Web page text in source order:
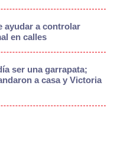
ayudar a controlar
en calles
ser una garrapata;
a casa y Victoria